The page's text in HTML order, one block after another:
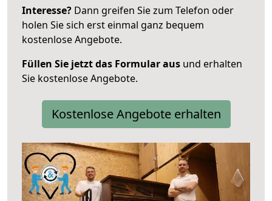
Interesse? Dann greifen Sie zum Telefon oder
holen Sie sich erst einmal ganz bequem
kostenlose Angebote.
Füllen Sie jetzt das Formular aus und erhalten
Sie kostenlose Angebote.
Kostenlose Angebote erhalten